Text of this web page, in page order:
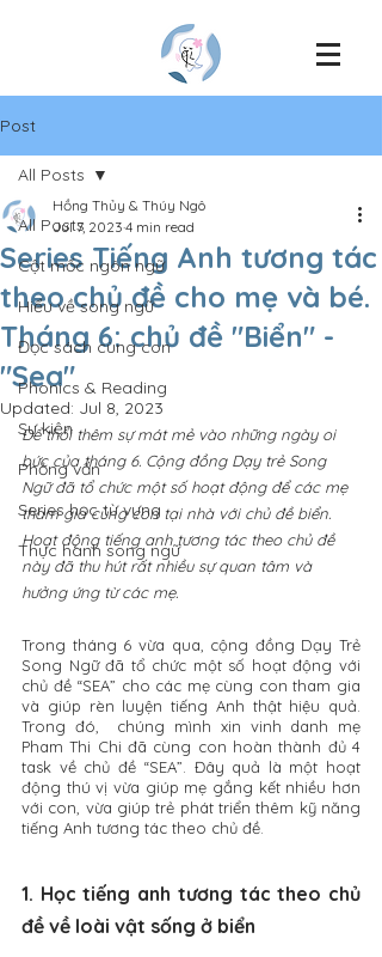
Post
All Posts
Cột mốc ngôn ngữ
Hiểu về song ngữ
Đọc sách cùng con
Phonics & Reading
Sự kiện
Phỏng vấn
Series học từ vựng
Thực hành song ngữ
All Posts
Series Tiếng Anh tương tác
theo chủ đề cho mẹ và bé.
Tháng 6: chủ đề "Biển" -
"Sea"
Hồng Thủy & Thúy Ngô
Jul 7, 2023 4 min read
Updated: Jul 8, 2023
Để thổi thêm sự mát mẻ vào những ngày oi
bức của tháng 6. Cộng đồng Dạy trẻ Song
Ngữ đã tổ chức một số hoạt động để các mẹ
tham gia cùng con tại nhà với chủ đề biển.
Hoạt động tiếng anh tương tác theo chủ đề
này đã thu hút rất nhiều sự quan tâm và
hưởng ứng từ các mẹ.
Trong tháng 6 vừa qua, cộng đồng Dạy Trẻ
Song Ngữ đã tổ chức một số hoạt động với
chủ đề “SEA” cho các mẹ cùng con tham gia
và giúp rèn luyện tiếng Anh thật hiệu quả.
Trong đó,  chúng mình xin vinh danh mẹ
Pham Thi Chi đã cùng con hoàn thành đủ 4
task về chủ đề “SEA”. Đây quả là một hoạt
động thú vị vừa giúp mẹ gắng kết nhiều hơn
với con, vừa giúp trẻ phát triển thêm kỹ năng
tiếng Anh tương tác theo chủ đề.
1. Học tiếng anh tương tác theo chủ
đề về loài vật sống ở biển